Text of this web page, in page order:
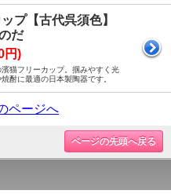
プ【古代呉須色】
だ
円)
猫フリーカップ。掴みやすく光
酎に最適の日本製陶器です。
ページへ
ページの先頭へ戻る